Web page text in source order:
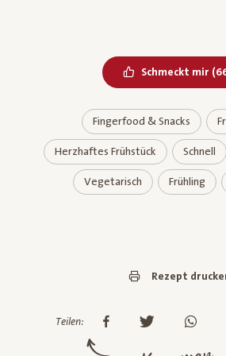
Schmeckt mir (
Fingerfood & Snacks
Herzhaftes Frühstück Schnell
Vegetarisch Frühling
Rezept
Teilen: